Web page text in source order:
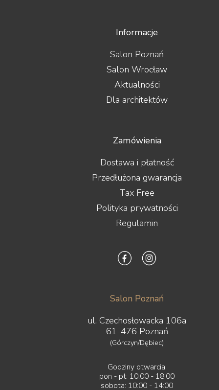
Informacje
Salon Poznań
Salon Wrocław
Aktualności
Dla architektów
Zamówienia
Dostawa i płatność
Przedłużona gwarancja
Tax Free
Polityka prywatności
Regulamin
Salon Poznań
ul. Czechosłowacka 106a
61-476 Poznań
(Górczyn/Dębiec)
Godziny otwarcia:
pon - pt: 10:00 - 18:00
sobota: 10:00 - 14:00